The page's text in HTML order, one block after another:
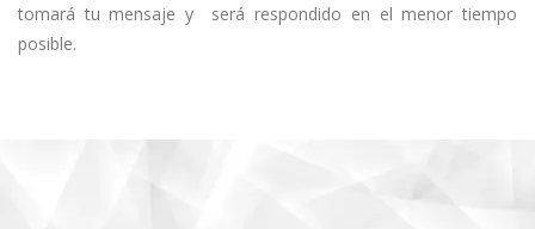
tomará tu mensaje y será respondido en el menor tiempo
posible.